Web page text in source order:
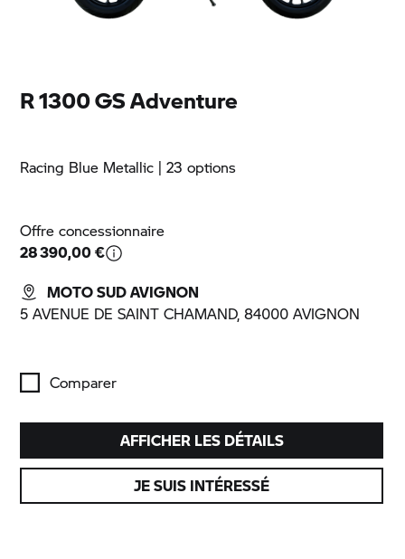
AFFICHER LES DÉTAILS
JE SUIS INTÉRESSÉ
R 1300 GS Adventure
Racing Blue Metallic | 23 options
Offre concessionnaire
28 390,00 €
MOTO SUD AVIGNON
5 AVENUE DE SAINT CHAMAND, 84000 AVIGNON
Comparer